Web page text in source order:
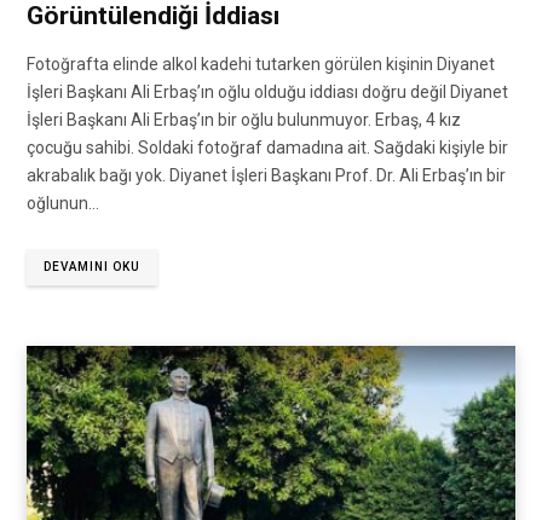
Görüntülendiği İddiası
Fotoğrafta elinde alkol kadehi tutarken görülen kişinin Diyanet
İşleri Başkanı Ali Erbaş’ın oğlu olduğu iddiası doğru değil Diyanet
İşleri Başkanı Ali Erbaş’ın bir oğlu bulunmuyor. Erbaş, 4 kız
çocuğu sahibi. Soldaki fotoğraf damadına ait. Sağdaki kişiyle bir
akrabalık bağı yok. Diyanet İşleri Başkanı Prof. Dr. Ali Erbaş’ın bir
oğlunun…
DEVAMINI OKU